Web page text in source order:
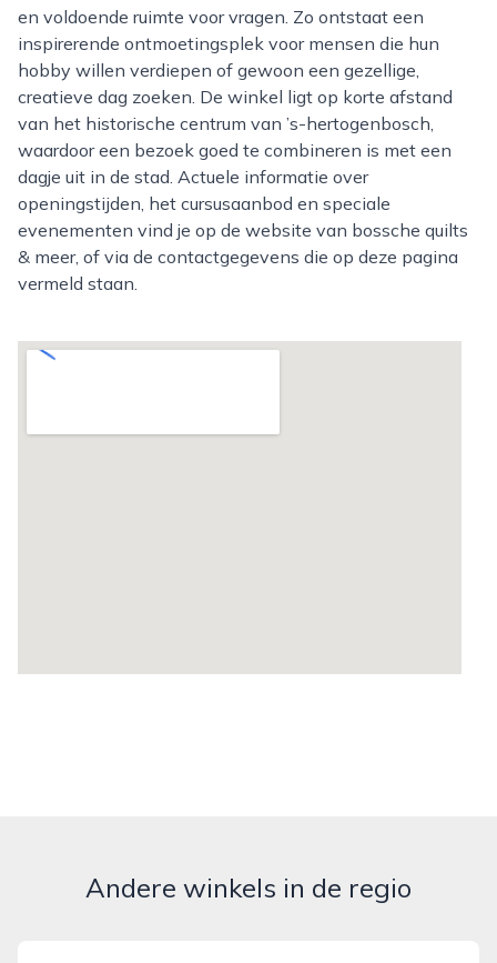
en voldoende ruimte voor vragen. Zo ontstaat een
inspirerende ontmoetingsplek voor mensen die hun
hobby willen verdiepen of gewoon een gezellige,
creatieve dag zoeken. De winkel ligt op korte afstand
van het historische centrum van ’s-hertogenbosch,
waardoor een bezoek goed te combineren is met een
dagje uit in de stad. Actuele informatie over
openingstijden, het cursusaanbod en speciale
evenementen vind je op de website van bossche quilts
& meer, of via de contactgegevens die op deze pagina
vermeld staan.
Andere winkels in de regio